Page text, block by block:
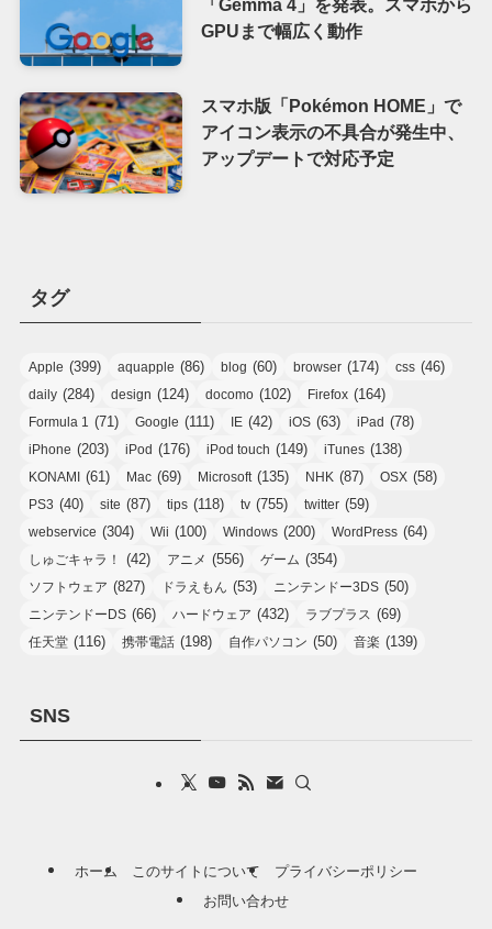
「Gemma 4」を発表。スマホから
GPUまで幅広く動作
スマホ版「Pokémon HOME」で
アイコン表示の不具合が発生中、
アップデートで対応予定
タグ
Apple (399) aquapple (86) blog (60) browser (174) css (46)
daily (284) design (124) docomo (102) Firefox (164)
Formula 1 (71) Google (111) IE (42) iOS (63) iPad (78)
iPhone (203) iPod (176) iPod touch (149) iTunes (138)
KONAMI (61) Mac (69) Microsoft (135) NHK (87) OSX (58)
PS3 (40) site (87) tips (118) tv (755) twitter (59)
webservice (304) Wii (100) Windows (200) WordPress (64)
しゅごキャラ！ (42) アニメ (556) ゲーム (354)
ソフトウェア (827) ドラえもん (53) ニンテンドー3DS (50)
ニンテンドーDS (66) ハードウェア (432) ラブプラス (69)
任天堂 (116) 携帯電話 (198) 自作パソコン (50) 音楽 (139)
SNS
ホーム このサイトについて
プライバシーポリシー
お問い合わせ